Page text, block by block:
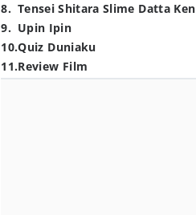
8. Tensei Shitara Slime Datta Ken
9. Upin Ipin
10.Quiz Duniaku
11.Review Film